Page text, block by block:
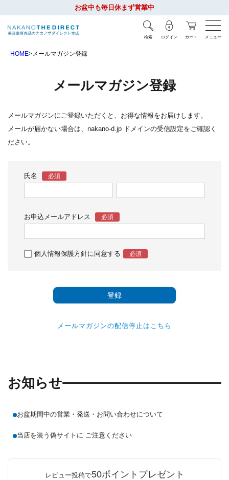
お盆中も毎日休まず営業中
検索 ログイン カート メニュー
HOME メールマガジン登録
メールマガジン登録
メールマガジンにご登録いただくと、お得な情報をお届けします。
メールが届かない場合は、nakano-d.jp ドメインの受信設定をご確認く
ださい。
氏名
お申込メールアドレス
個人情報保護方針に同意する
登録
メールマガジンの配信停止はこちら
お知らせ
お盆期間中の営業・発送・お問い合わせについて
当店を装う偽サイトに ご注意ください
レビュー投稿で50ポイントプレゼント